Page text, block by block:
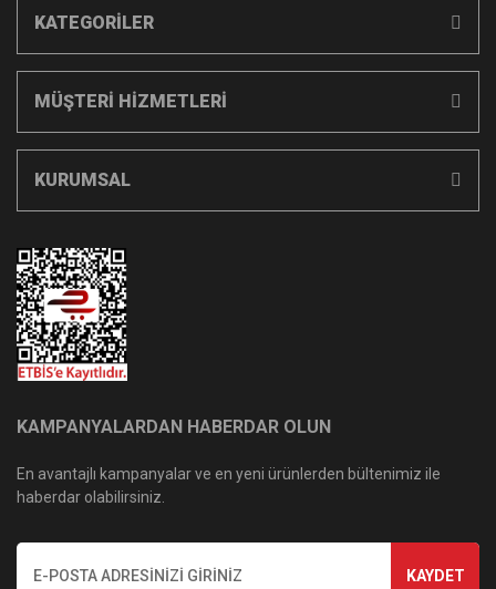
KATEGORİLER
MÜŞTERİ HİZMETLERİ
KURUMSAL
KAMPANYALARDAN HABERDAR OLUN
En avantajlı kampanyalar ve en yeni ürünlerden bültenimiz ile
haberdar olabilirsiniz.
KAYDET